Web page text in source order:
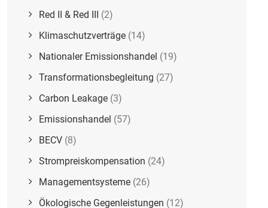
Red II & Red III (2)
Klimaschutzverträge (14)
Nationaler Emissionshandel (19)
Transformationsbegleitung (27)
Carbon Leakage (3)
Emissionshandel (57)
BECV (8)
Strompreiskompensation (24)
Managementsysteme (26)
Ökologische Gegenleistungen (12)